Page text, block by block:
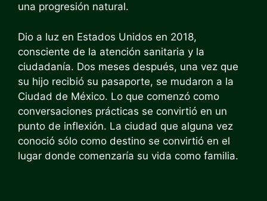
una progresión natural.
Dio a luz en Estados Unidos en 2018,
consciente de la atención sanitaria y la
ciudadanía. Dos meses después, una vez que
su hijo recibió su pasaporte, se mudaron a la
Ciudad de México. Lo que comenzó como
conversaciones prácticas se convirtió en un
punto de inflexión. La ciudad que alguna vez
conoció sólo como destino se convirtió en el
lugar donde comenzaría su vida como familia.